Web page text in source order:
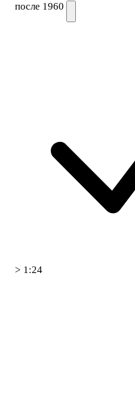
после 1960
> 1:24